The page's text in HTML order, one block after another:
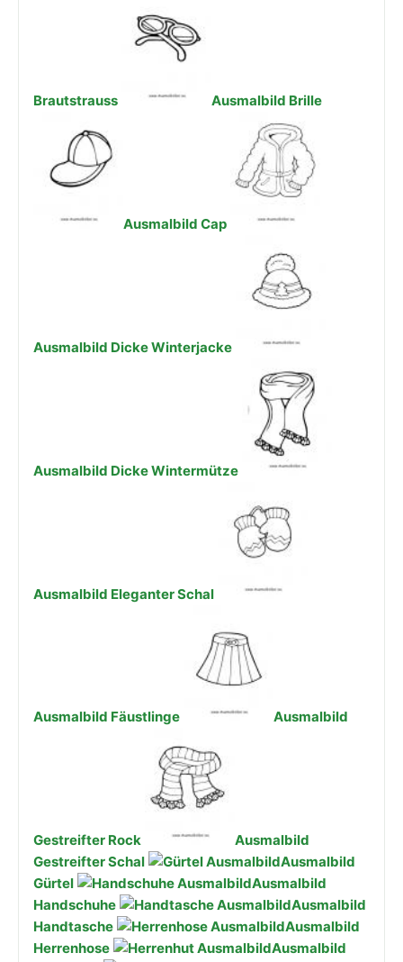
Brautstrauss Ausmalbild Brille
Ausmalbild Cap
Ausmalbild Dicke Winterjacke
Ausmalbild Dicke Wintermütze
Ausmalbild Eleganter Schal
Ausmalbild Fäustlinge Ausmalbild
Gestreifter Rock
Ausmalbild
Gestreifter Schal
Ausmalbild
Gürtel
Ausmalbild
Handschuhe
Ausmalbild
Handtasche
Ausmalbild
Herrenhose
Ausmalbild